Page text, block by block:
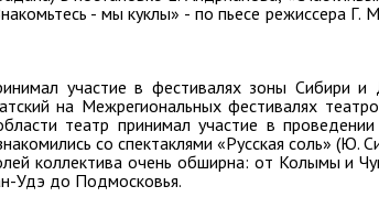
- мы куклы» - по пьесе режиссера Г.
участие в фестивалях зоны Сибири
на Межрегиональных фестивалях
театр принимал участие в
со спектаклями «Русская соль» (Ю.
коллектива очень обширна: от Колымы и
Удэ до Подмосковья.